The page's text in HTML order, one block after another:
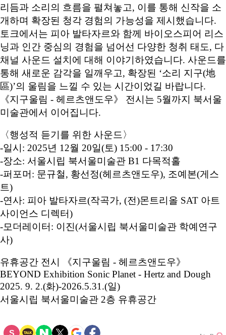
리듬과 소리의 흐름을 펼쳐놓고, 이를 통해 신작을 소
개하며 확장된 청각 경험의 가능성을 제시했습니다.
토크에서는 피아 발타자르와 함께 바이오스피어 리스
닝과 인간 중심의 경험을 넘어선 다양한 청취 태도, 다
채널 사운드 설치에 대해 이야기하였습니다. 사운드를
통해 새로운 감각을 일깨우고, 확장된 ‘소리 지구(地
區)’의 울림을 느낄 수 있는 시간이었길 바랍니다.
《지구울림 - 헤르츠앤도우》 전시는 5월까지 북서울
미술관에서 이어집니다.
〈행성적 듣기를 위한 사운드〉
-일시: 2025년 12월 20일(토) 15:00 - 17:30
-장소: 서울시립 북서울미술관 B1 다목적홀
-퍼포머: 문규철, 황선정(헤르츠앤도우), 조예본(게스
트)
-연사: 피아 발타자르(작곡가, (전)몬트리올 SAT 아트
사이언스 디렉터)
-모더레이터: 이진(서울시립 북서울미술관 학예연구
사)
유휴공간 전시 《지구울림 - 헤르츠앤도우》
BEYOND Exhibition Sonic Planet - Hertz and Dough
2025. 9. 2.(화)-2026.5.31.(일)
서울시립 북서울미술관 2층 유휴공간